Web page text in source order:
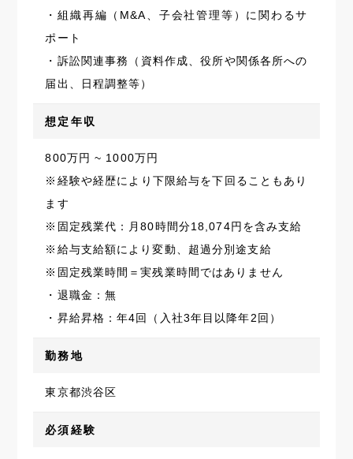
・組織再編（M&A、子会社管理等）に関わるサ
ポート
・訴訟関連事務（資料作成、役所や関係各所への
届出、日程調整等）
想定年収
800万円 ~ 1000万円
※経験や経歴により下限給与を下回ることもあり
ます
※固定残業代：月80時間分18,074円を含み支給
※給与支給額により変動、超過分別途支給
※固定残業時間＝実残業時間ではありません
・退職金：無
・昇給昇格：年4回（入社3年目以降年2回）
勤務地
東京都渋谷区
必須経験